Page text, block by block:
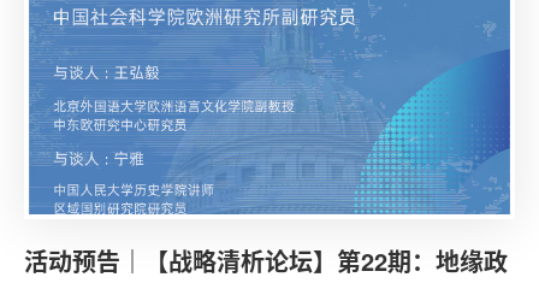
活动预告｜【战略清析论坛】第22期：地缘政